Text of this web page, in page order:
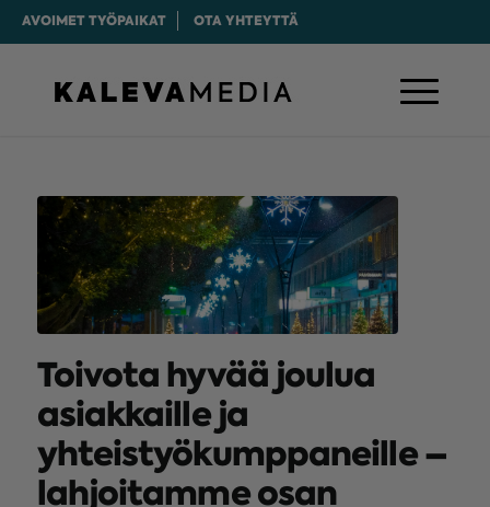
AVOIMET TYÖPAIKAT OTA YHTEYTTÄ
Toivota hyvää joulua
asiakkaille ja
yhteistyökumppaneille –
lahjoitamme osan